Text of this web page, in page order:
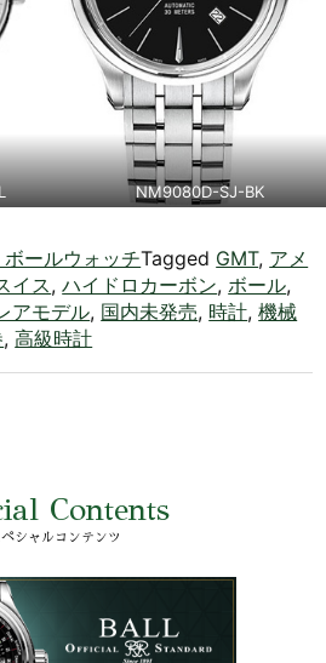
NM9080D-SJ-BK
ールウォッチTagged GMT, アメ
イス,ハイドロカーボン, ボール,
アモデル, 国内未発売, 時計,機械
,高級時計
Contents
ペシャルコンテンツ